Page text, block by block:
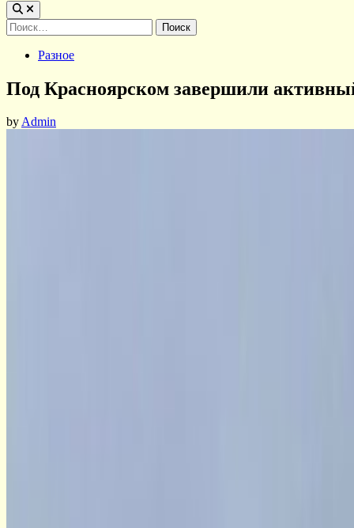
Найти:
PostedРазное
Под Красноярском завершили
byAdmin